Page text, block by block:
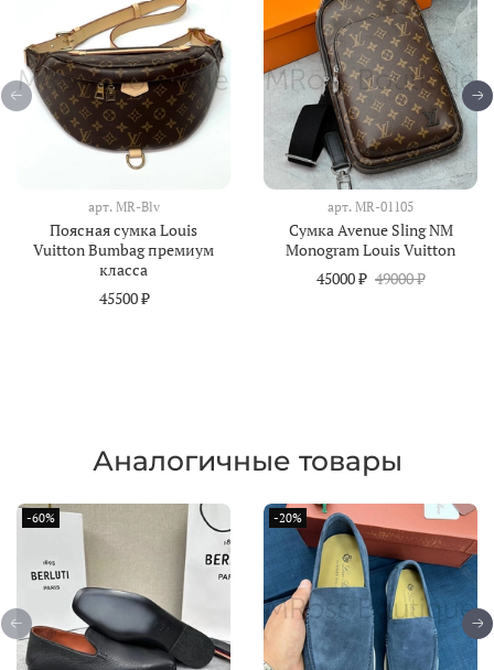
арт. MR-Blv
Поясная сумка Louis
Vuitton Bumbag премиум
класса
45500 ₽
арт. MR-01105
Сумка Avenue Sling NM
Monogram Louis Vuitton
45000 ₽ 49000 ₽
Аналогичные товары
-60% -20%